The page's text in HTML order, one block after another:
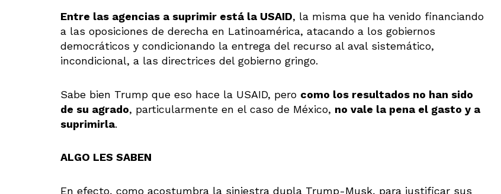
Entre las agencias a suprimir está la USAID, la misma que ha venido financiando
a las oposiciones de derecha en Latinoamérica, atacando a los gobiernos
democráticos y condicionando la entrega del recurso al aval sistemático,
incondicional, a las directrices del gobierno gringo.
Sabe bien Trump que eso hace la USAID, pero como los resultados no han sido
de su agrado, particularmente en el caso de México, no vale la pena el gasto y a
suprimirla.
ALGO LES SABEN
En efecto, como acostumbra la siniestra dupla Trump-Musk, para justificar sus